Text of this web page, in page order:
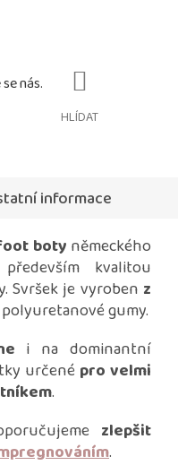
HLÍDAT
informace
boty německého
kvalitou
Svršek je vyroben z
gumy.
i na dominantní
určené pro velmi
.
zlepšit
.